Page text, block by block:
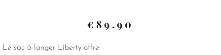
€ 89.90
Le sac à langer Liberty offre